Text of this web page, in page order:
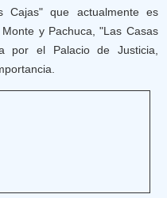
Cajas" que actualmente es
y Pachuca, "Las Casas
por el Palacio de Justicia,